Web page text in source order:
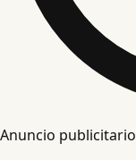
Anuncio publicitario